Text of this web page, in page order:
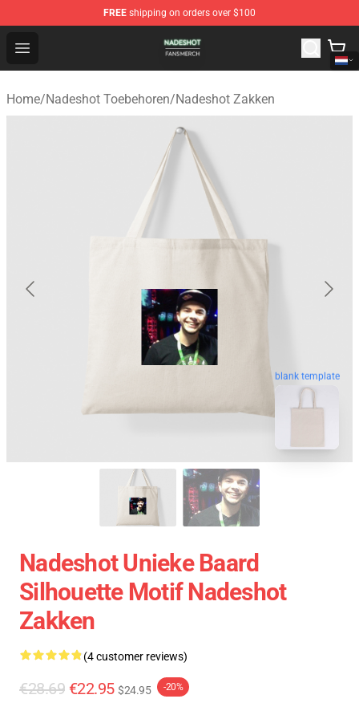
FREE shipping on orders over $100
Open menu
Nadeshot Shop - Official Nadeshot Merchandise Store
Home/Nadeshot Toebehoren/Nadeshot Zakken
blank template
Nadeshot Unieke Baard
Silhouette Motif Nadeshot
Zakken
(4 customer reviews)
€28.69 €22.95 $24.95 -20%